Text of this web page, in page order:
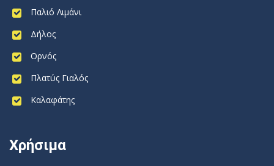
Παλιό Λιμάνι
Δήλος
Ορνός
Πλατύς Γιαλός
Καλαφάτης
Χρήσιμα